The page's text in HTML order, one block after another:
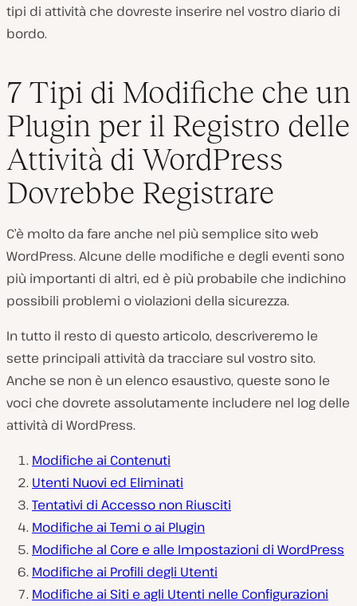
tipi di attività che dovreste inserire nel vostro diario di
bordo.
7 Tipi di Modifiche che un
Plugin per il Registro delle
Attività di WordPress
Dovrebbe Registrare
C’è molto da fare anche nel più semplice sito web
WordPress. Alcune delle modifiche e degli eventi sono
più importanti di altri, ed è più probabile che indichino
possibili problemi o violazioni della sicurezza.
In tutto il resto di questo articolo, descriveremo le
sette principali attività da tracciare sul vostro sito.
Anche se non è un elenco esaustivo, queste sono le
voci che dovrete assolutamente includere nel log delle
attività di WordPress.
Modifiche ai Contenuti
Utenti Nuovi ed Eliminati
Tentativi di Accesso non Riusciti
Modifiche ai Temi o ai Plugin
Modifiche al Core e alle Impostazioni di WordPress
Modifiche ai Profili degli Utenti
Modifiche ai Siti e agli Utenti nelle Configurazioni